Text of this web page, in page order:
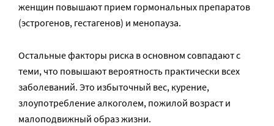
женщин повышают прием гормональных препаратов
(эстрогенов, гестагенов) и менопауза.
Остальные факторы риска в основном совпадают с
теми, что повышают вероятность практически всех
заболеваний. Это избыточный вес, курение,
злоупотребление алкоголем, пожилой возраст и
малоподвижный образ жизни.